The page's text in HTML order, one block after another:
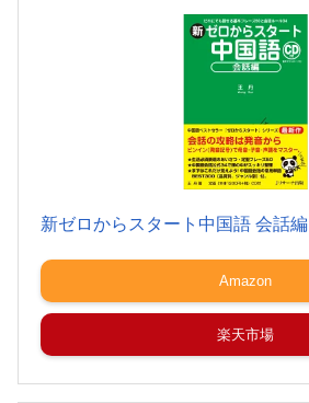
新ゼロからスタート中国語 会話編
Amazon
楽天市場